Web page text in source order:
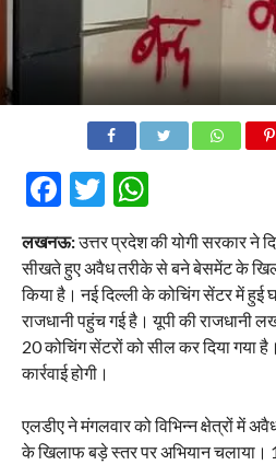
Facebook
Twitter
लखनऊ:उत्तर प्रदेश की योगी सरकार ने
सीखते हुए अवैध तरीके से बने बेसमेंट के
किया है। नई दिल्ली के कोचिंग सेंटर में हुई
राजधानी पहुंच गई है। यूपी की
20 कोचिंग सेंटरों को सील कर दिया
कार्रवाई होगी।
एलडीए ने मंगलवार को विभिन्न क्षेत्रों में
के खिलाफ बड़े स्तर पर अभियान चलाया।